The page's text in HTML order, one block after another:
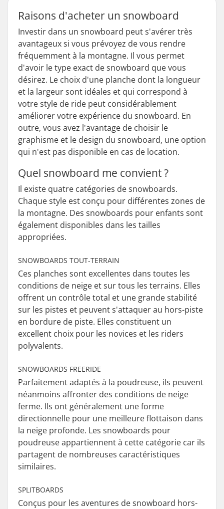
Raisons d'acheter un snowboard
Investir dans un snowboard peut s'avérer très
avantageux si vous prévoyez de vous rendre
fréquemment à la montagne. Il vous permet
d'avoir le type exact de snowboard que vous
désirez. Le choix d'une planche dont la longueur
et la largeur sont idéales et qui correspond à
votre style de ride peut considérablement
améliorer votre expérience du snowboard. En
outre, vous avez l'avantage de choisir le
graphisme et le design du snowboard, une option
qui n'est pas disponible en cas de location.
Quel snowboard me convient ?
Il existe quatre catégories de snowboards.
Chaque style est conçu pour différentes zones de
la montagne. Des snowboards pour enfants sont
également disponibles dans les tailles
appropriées.
SNOWBOARDS TOUT-TERRAIN
Ces planches sont excellentes dans toutes les
conditions de neige et sur tous les terrains. Elles
offrent un contrôle total et une grande stabilité
sur les pistes et peuvent s'attaquer au hors-piste
en bordure de piste. Elles constituent un
excellent choix pour les novices et les riders
polyvalents.
SNOWBOARDS FREERIDE
Parfaitement adaptés à la poudreuse, ils peuvent
néanmoins affronter des conditions de neige
ferme. Ils ont généralement une forme
directionnelle pour une meilleure flottaison dans
la neige profonde. Les snowboards pour
poudreuse appartiennent à cette catégorie car ils
partagent de nombreuses caractéristiques
similaires.
SPLITBOARDS
Conçus pour les aventures de snowboard hors-